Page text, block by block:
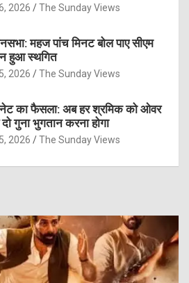
2026 The Sunday Views
महज पांच मिनट बोल पाए सीएम
हुआ स्थगित
2026 The Sunday Views
का फैसला: अब हर श्रमिक को ओवर
गुना भुगतान करना होगा
2026 The Sunday Views